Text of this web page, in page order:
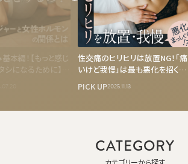
本編！【もっと感じ
シになるために】
性交痛のヒリヒリは放置NG！「痛
いけど我慢」は最も悪化を招く危
ィスクリニック 丹羽院長監修】
PICK UP2025.11.13
CATEGORY
カテゴリーから探す